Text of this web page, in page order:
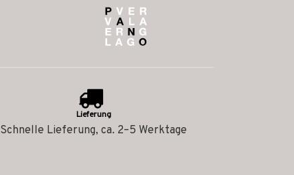
Lieferung
Schnelle Lieferung, ca. 2–5 Werktage